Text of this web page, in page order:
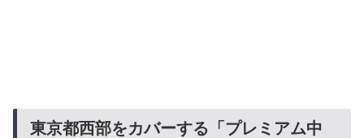
東京都西部をカバーする「プレミアム中